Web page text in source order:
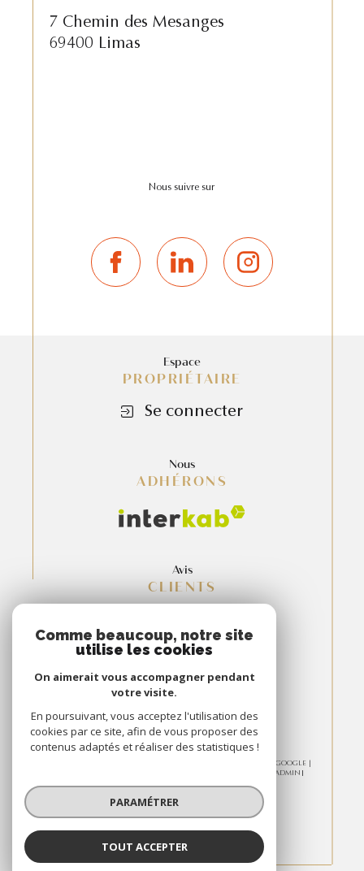
7 Chemin des Mesanges
69400 Limas
Nous suivre sur
Espace
PROPRIÉTAIRE
Se connecter
Nous
ADHÉRONS
Avis
CLIENTS
© 2026 | TOUS DROITS RÉSERVÉS | TRADUCTION POWERED BY GOOGLE |
ADMIN
Comme beaucoup, notre site
utilise les cookies
On aimerait vous accompagner pendant
votre visite.
En poursuivant, vous acceptez l'utilisation des
cookies par ce site, afin de vous proposer des
contenus adaptés et réaliser des statistiques !
PARAMÉTRER
TOUT ACCEPTER